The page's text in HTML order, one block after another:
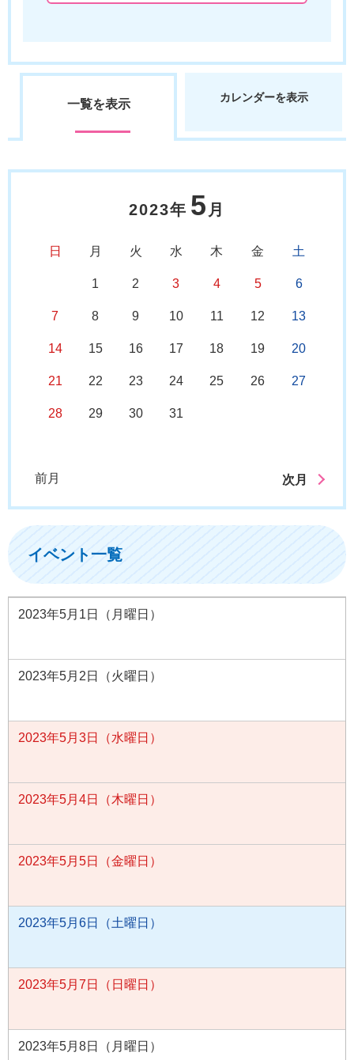
一覧を表示 カレンダーを表示
2023年 5 月
日 月 火 水 木 金 土
1 2 3 4 5 6
7 8 9 10 11 12 13
14 15 16 17 18 19 20
21 22 23 24 25 26 27
28 29 30 31
前月 次月
イベント一覧
2023年5月1日（月曜日）
2023年5月2日（火曜日）
2023年5月3日（水曜日）
2023年5月4日（木曜日）
2023年5月5日（金曜日）
2023年5月6日（土曜日）
2023年5月7日（日曜日）
2023年5月8日（月曜日）